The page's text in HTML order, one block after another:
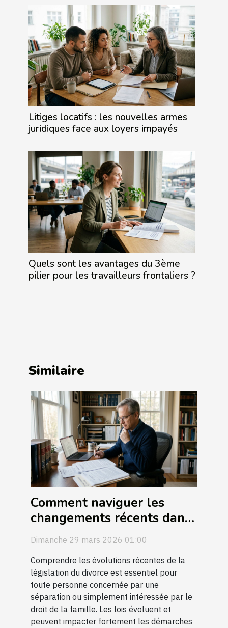
Litiges locatifs : les nouvelles armes
juridiques face aux loyers impayés
Quels sont les avantages du 3ème
pilier pour les travailleurs frontaliers ?
Similaire
Comment naviguer les
changements récents dans
la législation du divorce ?
Dimanche 29 mars 2026 01:00
Comprendre les évolutions récentes de la
législation du divorce est essentiel pour
toute personne concernée par une
séparation ou simplement intéressée par le
droit de la famille. Les lois évoluent et
peuvent impacter fortement les démarches